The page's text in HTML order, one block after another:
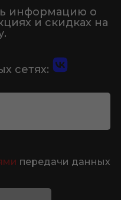
информацию о
и скидках на
сетях:
передачи данных